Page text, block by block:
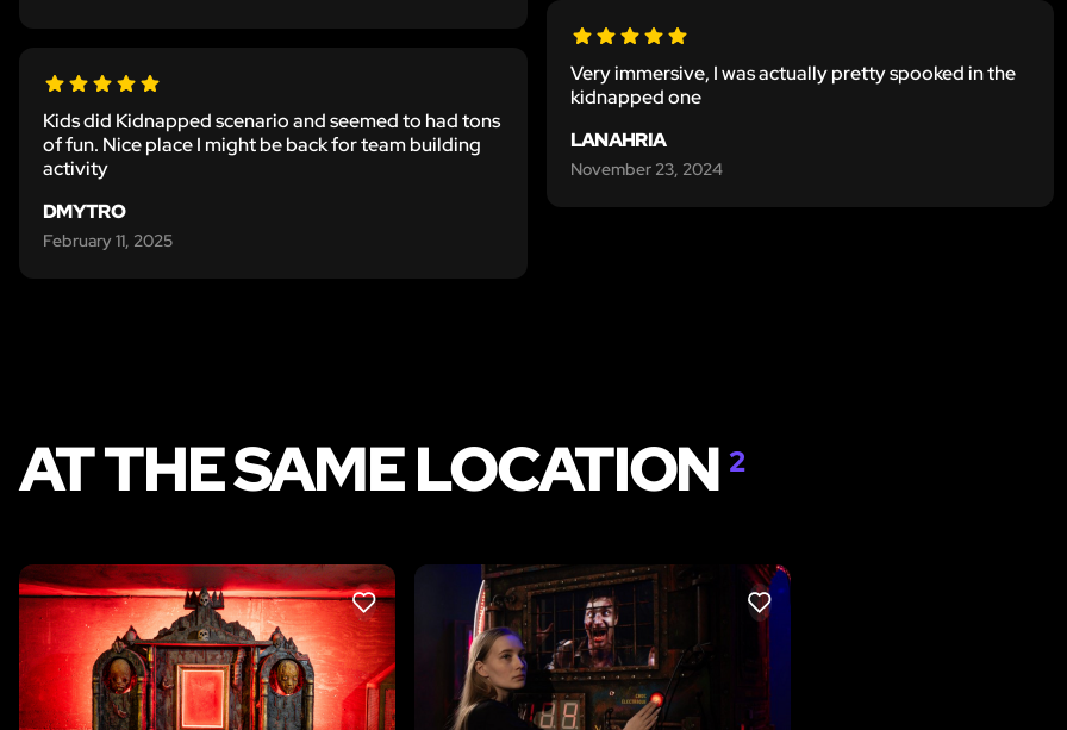
Kids did Kidnapped scenario and seemed to had tons
of fun. Nice place I might be back for team building
activity
DMYTRO
February 11, 2025
Very immersive, I was actually pretty spooked in the
kidnapped one
LANAHRIA
November 23, 2024
AT THE SAME LOCATION2
LIKE LIKE